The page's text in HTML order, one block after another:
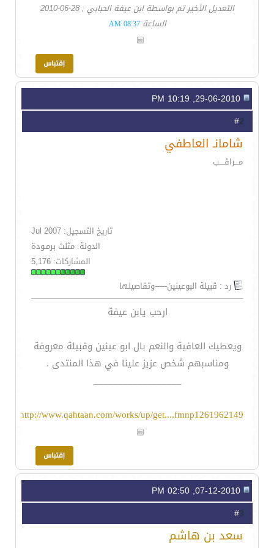
التعديل الأخير تم بواسطة ابن عيفة الحبابي ; 28-06-2010
الساعة08:37 AM
2
شامانـ العاطفي
مـــراقــــب
تاريخ التسجيل: Jul 2007
الدولة: مثلث برمـودة
المشاركات: 5,176
رد : قبيلة البوعينين-----وتفاصيلها
ارحب يابن عيفة
ويعطيك العافية والنعم بال ابو عينين وقبيلة معروفة
ومناسبهم شخص عزيز علينا في هذا المنتدى .
__________________
http://www.qahtaan.com/works/up/get....fmnp1261962149
3
سعد بن هاشم